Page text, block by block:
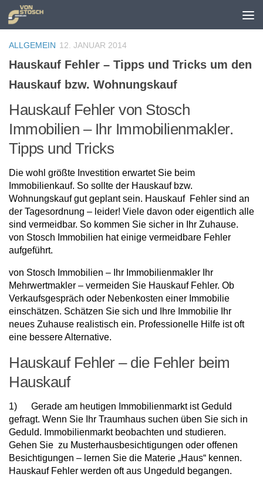
Zum Inhalt springen
ALLGEMEIN 12. JANUAR 2014
Hauskauf Fehler – Tipps und Tricks um den
Hauskauf bzw. Wohnungskauf
Hauskauf Fehler von Stosch
Immobilien – Ihr Immobilienmakler.
Tipps und Tricks
Die wohl größte Investition erwartet Sie beim
Immobilienkauf. So sollte der Hauskauf bzw.
Wohnungskauf gut geplant sein. Hauskauf Fehler sind an
der Tagesordnung – leider! Viele davon oder eigentlich alle
sind vermeidbar. So kommen Sie sicher in Ihr Zuhause.
von Stosch Immobilien hat einige vermeidbare Fehler
aufgeführt.
von Stosch Immobilien – Ihr Immobilienmakler Ihr
Mehrwertmakler – vermeiden Sie Hauskauf Fehler. Ob
Verkaufsgespräch oder Nebenkosten einer Immobilie
einschätzen. Schätzen Sie sich und Ihre Immobilie Ihr
neues Zuhause realistisch ein. Professionelle Hilfe ist oft
eine bessere Alternative.
Hauskauf Fehler – die Fehler beim
Hauskauf
1) Gerade am heutigen Immobilienmarkt ist Geduld
gefragt. Wenn Sie Ihr Traumhaus suchen üben Sie sich in
Geduld. Immobilienmarkt beobachten und studieren.
Gehen Sie zu Musterhausbesichtigungen oder offenen
Besichtigungen – lernen Sie die Materie „Haus“ kennen.
Hauskauf Fehler werden oft aus Ungeduld begangen.